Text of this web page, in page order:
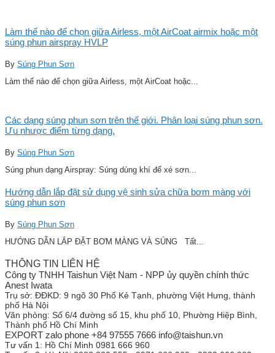
Làm thế nào để chọn giữa Airless, một AirCoat airmix hoặc một
súng phun airspray HVLP
By Súng Phun Sơn
Làm thế nào để chọn giữa Airless, một AirCoat hoặc...
Các dạng súng phun sơn trên thế giới. Phân loại súng phun sơn.
Ưu nhược điểm từng dạng.
By Súng Phun Sơn
Súng phun dạng Airspray: Súng dùng khí để xé sơn...
Hướng dẫn lắp đặt sử dụng vệ sinh sửa chữa bơm màng với
súng phun sơn
By Súng Phun Sơn
HƯỚNG DẪN LẮP ĐẶT BƠM MÀNG VÀ SÚNG Tất...
THÔNG TIN LIÊN HỆ
Công ty TNHH Taishun Việt Nam - NPP ủy quyền chính thức
Anest Iwata
Trụ sở: ĐĐKD: 9 ngõ 30 Phố Kẻ Tạnh, phường Việt Hưng, thành
phố Hà Nội
Văn phòng: Số 6/4 đường số 15, khu phố 10, Phường Hiệp Bình,
Thành phố Hồ Chí Minh
EXPORT zalo phone +84 97555 7666 info@taishun.vn
Tư vấn 1: Hồ Chí Minh 0981 666 960